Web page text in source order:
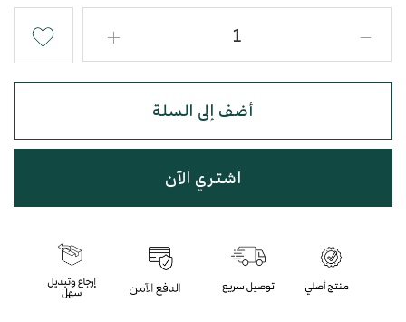
أضف إلى السلة
اشتري الآن